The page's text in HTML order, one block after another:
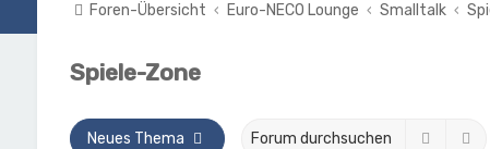
Foren-Übersicht Euro-NECO Lounge Smalltalk
Spiele-Zone
Neues Thema Suche